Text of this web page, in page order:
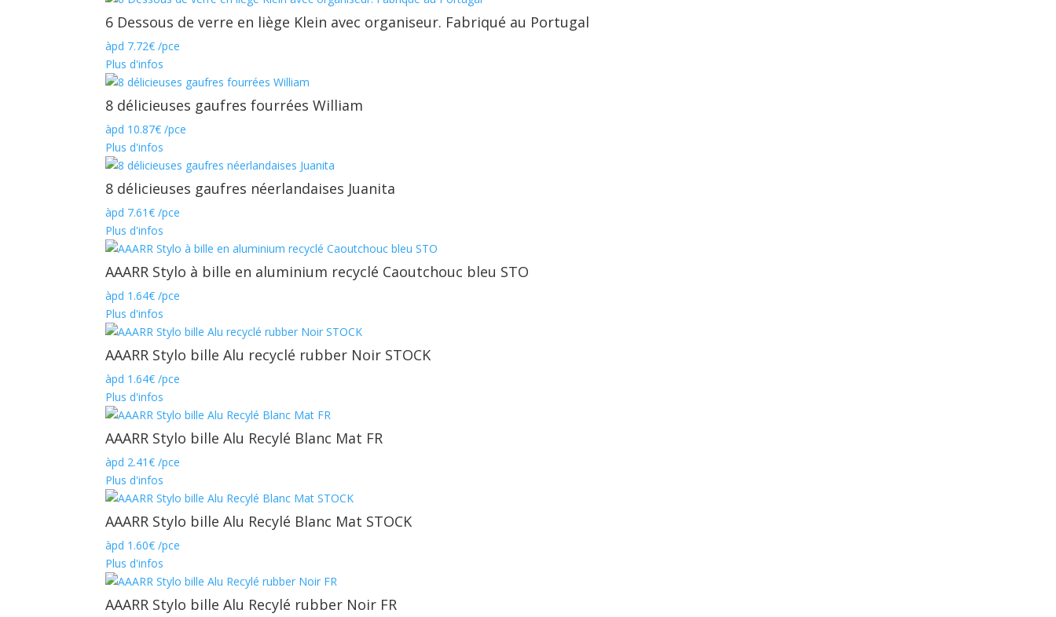
6 Dessous de verre en liège Klein avec organiseur. Fabriqué au Portugal
àpd 7.72€ /pce
Plus d'infos
8 délicieuses gaufres fourrées William
àpd 10.87€ /pce
Plus d'infos
8 délicieuses gaufres néerlandaises Juanita
àpd 7.61€ /pce
Plus d'infos
AAARR Stylo à bille en aluminium recyclé Caoutchouc bleu STO
àpd 1.64€ /pce
Plus d'infos
AAARR Stylo bille Alu recyclé rubber Noir STOCK
àpd 1.64€ /pce
Plus d'infos
AAARR Stylo bille Alu Recylé Blanc Mat FR
àpd 2.41€ /pce
Plus d'infos
AAARR Stylo bille Alu Recylé Blanc Mat STOCK
àpd 1.60€ /pce
Plus d'infos
AAARR Stylo bille Alu Recylé rubber Noir FR